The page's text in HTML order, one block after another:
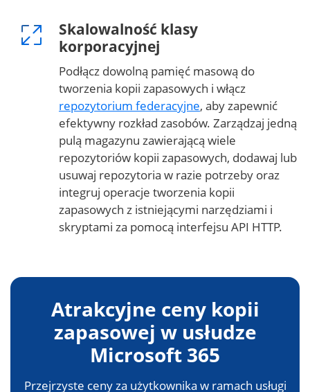
Skalowalność klasy
korporacyjnej
Podłącz dowolną pamięć masową do
tworzenia kopii zapasowych i włącz
repozytorium federacyjne, aby zapewnić
efektywny rozkład zasobów. Zarządzaj jedną
pulą magazynu zawierającą wiele
repozytoriów kopii zapasowych, dodawaj lub
usuwaj repozytoria w razie potrzeby oraz
integruj operacje tworzenia kopii
zapasowych z istniejącymi narzędziami i
skryptami za pomocą interfejsu API HTTP.
Atrakcyjne ceny kopii
zapasowej w usłudze
Microsoft 365
Przejrzyste ceny za użytkownika w ramach usługi